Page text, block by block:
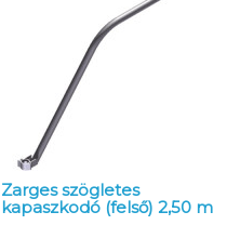
Zarges szögletes
kapaszkodó (felső) 2,50 m